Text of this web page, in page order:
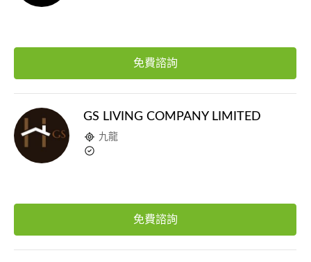
免費諮詢
GS LIVING COMPANY LIMITED
九龍
免費諮詢